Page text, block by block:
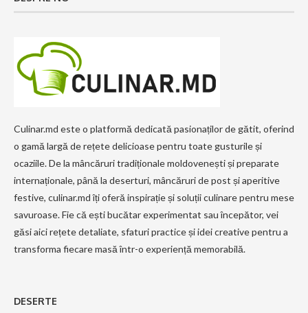
Culinar.md este o platformă dedicată pasionaților de gătit, oferind
o gamă largă de rețete delicioase pentru toate gusturile și
ocaziile. De la mâncăruri tradiționale moldovenești și preparate
internaționale, până la deserturi, mâncăruri de post și aperitive
festive, culinar.md îți oferă inspirație și soluții culinare pentru mese
savuroase. Fie că ești bucătar experimentat sau începător, vei
găsi aici rețete detaliate, sfaturi practice și idei creative pentru a
transforma fiecare masă într-o experiență memorabilă.
DESERTE